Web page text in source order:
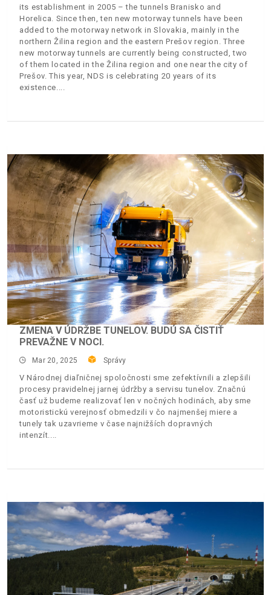
its establishment in 2005 – the tunnels Branisko and
Horelica. Since then, ten new motorway tunnels have been
added to the motorway network in Slovakia, mainly in the
northern Žilina region and the eastern Prešov region. Three
new motorway tunnels are currently being constructed, two
of them located in the Žilina region and one near the city of
Prešov. This year, NDS is celebrating 20 years of its
existence.
ZMENA V ÚDRŽBE TUNELOV. BUDÚ SA ČISTIŤ
PREVAŽNE V NOCI.
Mar 20, 2025 Správy
V Národnej diaľničnej spoločnosti sme zefektívnili a zlepšili
procesy pravidelnej jarnej údržby a servisu tunelov. Značnú
časť už budeme realizovať len v nočných hodinách, aby sme
motoristickú verejnosť obmedzili v čo najmenšej miere a
tunely tak uzavrieme v čase najnižších dopravných
intenzít.